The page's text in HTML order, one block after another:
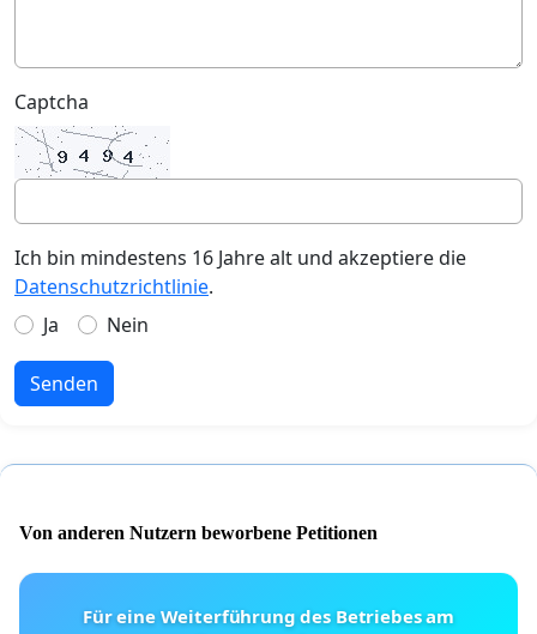
Captcha
Ich bin mindestens 16 Jahre alt und akzeptiere die
Datenschutzrichtlinie.
Ja
Nein
Senden
Von anderen Nutzern beworbene Petitionen
Für eine Weiterführung des Betriebes am